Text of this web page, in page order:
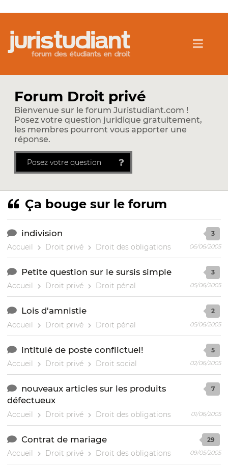
Forum Droit privé
Bienvenue sur le forum Juristudiant.com !
Posez votre question juridique gratuitement,
les membres pourront vous apporter une
réponse.
Posez votre question
Ça bouge sur le forum
indivision
Accueil Droit privé Droit des obligations
3
06/06/2005
Petite question sur le sursis simple
Accueil Droit privé Droit pénal
3
05/06/2005
Lois d'amnistie
Accueil Droit privé Droit pénal
2
05/06/2005
intitulé de poste conflictuel!
Accueil Droit privé Droit social
5
02/06/2005
nouveaux articles sur les produits
défectueux
Accueil Droit privé Droit des obligations
7
01/06/2005
Contrat de mariage
Accueil Droit privé Droit des obligations
29
09/05/2005